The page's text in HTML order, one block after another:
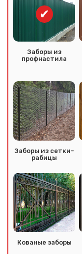
Заборы из
профнастила
Заборы из сетки-
рабицы
Кованые заборы